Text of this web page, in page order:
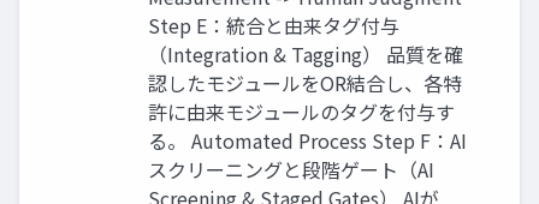
Step E：統合と由来タグ付与
（Integration & Tagging） 品質を確
認したモジュールをOR結合し、各特
許に由来モジュールのタグを付与す
る。 Automated Process Step F：AI
スクリーニングと段階ゲート（AI
Screening & Staged Gates） AIが